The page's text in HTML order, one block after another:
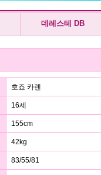
데레스테 DB
호죠 카렌
16세
155cm
42kg
83/55/81